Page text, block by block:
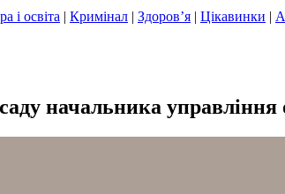
і освіта | Кримінал | Здоров’я | Цікавинки |
начальника управління